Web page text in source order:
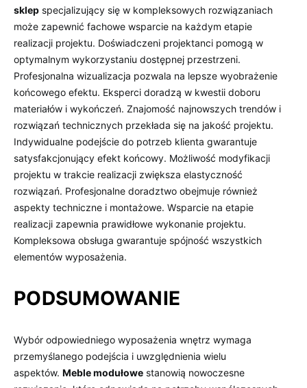
sklep specjalizujący się w kompleksowych rozwiązaniach
może zapewnić fachowe wsparcie na każdym etapie
realizacji projektu. Doświadczeni projektanci pomogą w
optymalnym wykorzystaniu dostępnej przestrzeni.
Profesjonalna wizualizacja pozwala na lepsze wyobrażenie
końcowego efektu. Eksperci doradzą w kwestii doboru
materiałów i wykończeń. Znajomość najnowszych trendów i
rozwiązań technicznych przekłada się na jakość projektu.
Indywidualne podejście do potrzeb klienta gwarantuje
satysfakcjonujący efekt końcowy. Możliwość modyfikacji
projektu w trakcie realizacji zwiększa elastyczność
rozwiązań. Profesjonalne doradztwo obejmuje również
aspekty techniczne i montażowe. Wsparcie na etapie
realizacji zapewnia prawidłowe wykonanie projektu.
Kompleksowa obsługa gwarantuje spójność wszystkich
elementów wyposażenia.
PODSUMOWANIE
Wybór odpowiedniego wyposażenia wnętrz wymaga
przemyślanego podejścia i uwzględnienia wielu
aspektów. Meble modułowe stanowią nowoczesne